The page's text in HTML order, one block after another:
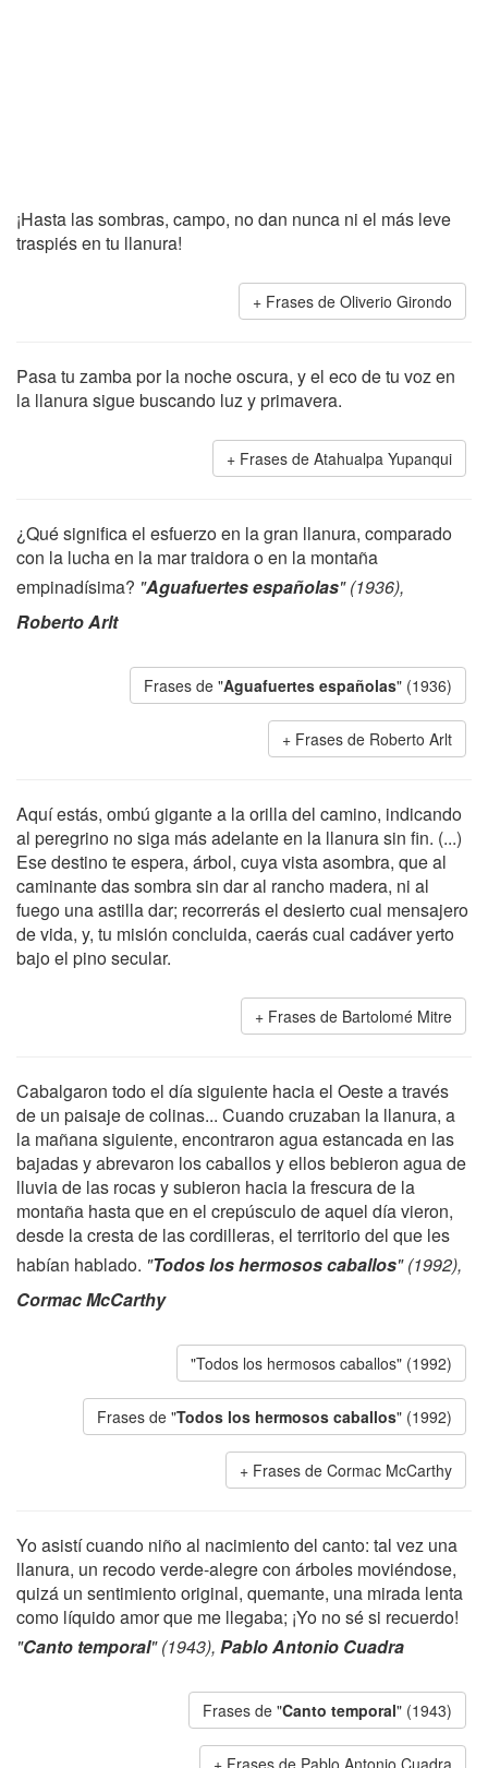
¡Hasta las sombras, campo, no dan nunca ni el más leve
traspiés en tu llanura!
Frases de Oliverio Girondo
Pasa tu zamba por la noche oscura, y el eco de tu voz en
la llanura sigue buscando luz y primavera.
Frases de Atahualpa Yupanqui
¿Qué significa el esfuerzo en la gran llanura, comparado
con la lucha en la mar traidora o en la montaña
empinadísima? "Aguafuertes españolas" (1936),
Roberto Arlt
Frases de "Aguafuertes españolas" (1936)
Frases de Roberto Arlt
Aquí estás, ombú gigante a la orilla del camino, indicando
al peregrino no siga más adelante en la llanura sin fin. (...)
Ese destino te espera, árbol, cuya vista asombra, que al
caminante das sombra sin dar al rancho madera, ni al
fuego una astilla dar; recorrerás el desierto cual mensajero
de vida, y, tu misión concluida, caerás cual cadáver yerto
bajo el pino secular.
Frases de Bartolomé Mitre
Cabalgaron todo el día siguiente hacia el Oeste a través
de un paisaje de colinas... Cuando cruzaban la llanura, a
la mañana siguiente, encontraron agua estancada en las
bajadas y abrevaron los caballos y ellos bebieron agua de
lluvia de las rocas y subieron hacia la frescura de la
montaña hasta que en el crepúsculo de aquel día vieron,
desde la cresta de las cordilleras, el territorio del que les
habían hablado. "Todos los hermosos caballos" (1992),
Cormac McCarthy
"Todos los hermosos caballos" (1992)
Frases de "Todos los hermosos caballos" (1992)
Frases de Cormac McCarthy
Yo asistí cuando niño al nacimiento del canto: tal vez una
llanura, un recodo verde-alegre con árboles moviéndose,
quizá un sentimiento original, quemante, una mirada lenta
como líquido amor que me llegaba; ¡Yo no sé si recuerdo!
"Canto temporal" (1943), Pablo Antonio Cuadra
Frases de "Canto temporal" (1943)
Frases de Pablo Antonio Cuadra